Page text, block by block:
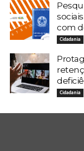
com
Cidadania
Cidadania